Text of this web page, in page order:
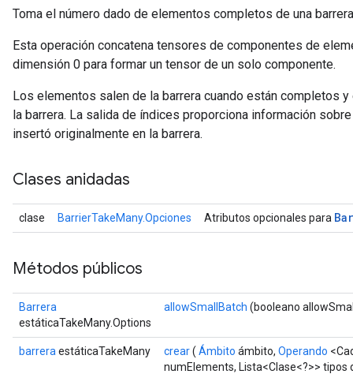
Toma el número dado de elementos completos de una
Esta operación concatena tensores de componentes de
dimensión 0 para formar un tensor de un solo componente.
Los elementos salen de la barrera cuando están completos
la barrera. La salida de índices proporciona información
insertó originalmente en la barrera.
Clases anidadas
clase BarrierTakeMany.Opciones Atributos opcionales para
Métodos públicos
Barrera
estáticaTakeMany.Options
allowSmallBatch (booleano
barrera estáticaTakeMany crear( Ámbito ámbito, Operando
numElements, Lista<Clase<?>>